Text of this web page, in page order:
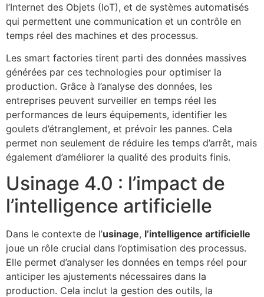
l’Internet des Objets (IoT), et de systèmes automatisés
qui permettent une communication et un contrôle en
temps réel des machines et des processus.
Les smart factories tirent parti des données massives
générées par ces technologies pour optimiser la
production. Grâce à l’analyse des données, les
entreprises peuvent surveiller en temps réel les
performances de leurs équipements, identifier les
goulets d’étranglement, et prévoir les pannes. Cela
permet non seulement de réduire les temps d’arrêt, mais
également d’améliorer la qualité des produits finis.
Usinage 4.0 : l’impact de
l’intelligence artificielle
Dans le contexte de l’usinage, l’intelligence artificielle
joue un rôle crucial dans l’optimisation des processus.
Elle permet d’analyser les données en temps réel pour
anticiper les ajustements nécessaires dans la
production. Cela inclut la gestion des outils, la